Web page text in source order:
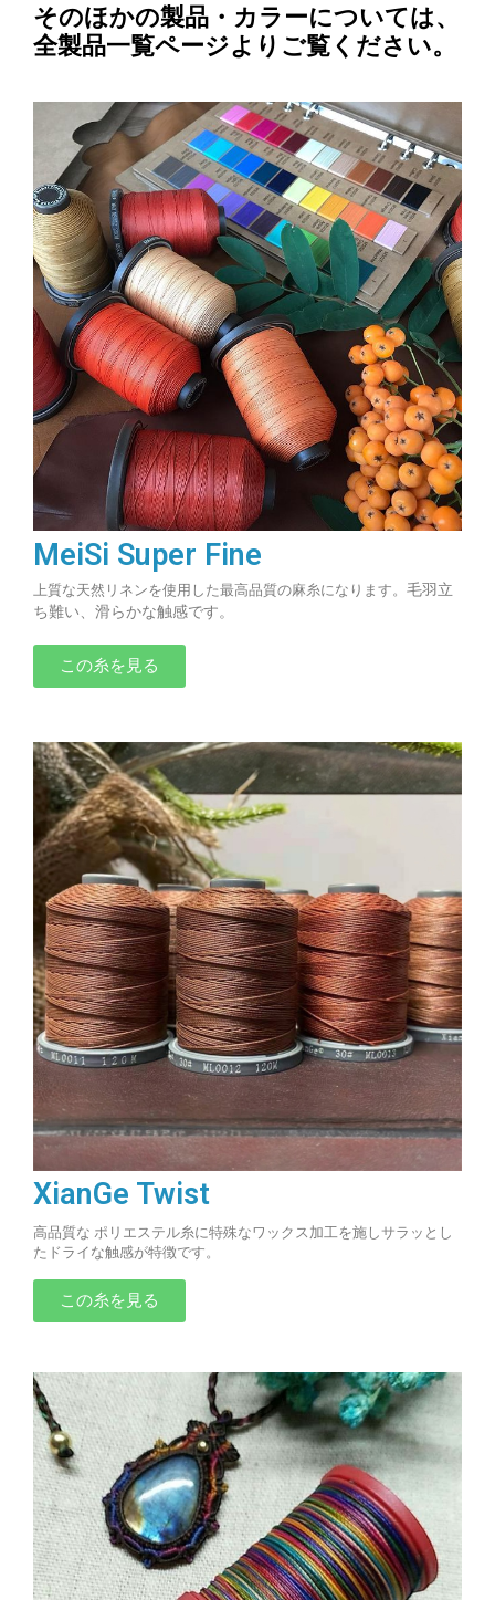
そのほかの製品・カラーについては、
全製品一覧ページよりご覧ください。
MeiSi Super Fine
上質な天然リネンを使用した最高品質の麻糸になります。 毛羽立
ち難い、滑らかな触感です。
この糸を見る
XianGe Twist
高品質な ポリエステル糸に特殊なワックス加工を施しサラッとし
たドライな触感が特徴です。
この糸を見る